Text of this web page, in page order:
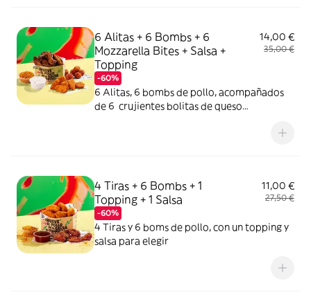
6 Alitas + 6 Bombs + 6
Mozzarella Bites + Salsa +
Topping
-60%
14,00 €
35,00 €
6 Alitas, 6 bombs de pollo, acompañados
de 6 crujientes bolitas de queso
4 Tiras + 6 Bombs + 1
Topping + 1 Salsa
-60%
11,00 €
27,50 €
4 Tiras y 6 boms de pollo, con un topping y
salsa para elegir